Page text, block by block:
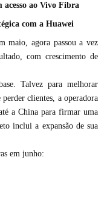
acesso ao Vivo Fibra
com a Huawei
maio, agora passou a vez
com crescimento de
Talvez para melhorar
clientes, a operadora
a China para firmar uma
inclui a expansão de sua
em junho: